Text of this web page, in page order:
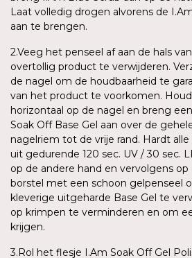
Laat volledig drogen alvorens de
aan te brengen.
2.Veeg het penseel af aan de hals
overtollig product te verwijderen.
de nagel om de houdbaarheid te
van het product te voorkomen.
horizontaal op de nagel en breng
Soak Off Base Gel aan over de
nagelriem tot de vrije rand. Hardt
uit gedurende 120 sec. UV / 30 sec.
op de andere hand en vervolgens
borstel met een schoon gelpenseel
kleverige uitgeharde Base Gel te
op krimpen te verminderen en om
krijgen.
3.Rol het flesje I.Am Soak Off Gel